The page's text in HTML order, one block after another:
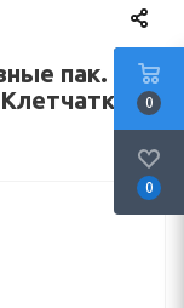
пак. 180г
0
0